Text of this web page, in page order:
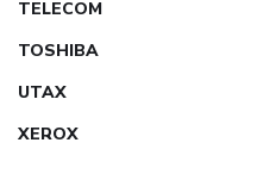
TELECOM
TOSHIBA
UTAX
XEROX